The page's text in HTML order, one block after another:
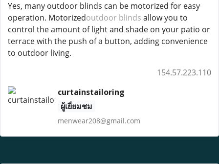
Yes, many outdoor blinds can be motorized for easy
operation. Motorizedoutdoor blinds allow you to
control the amount of light and shade on your patio or
terrace with the push of a button, adding convenience
to outdoor living.
154.57.223.110
curtainstailoring
ผู้เยี่ยมชม
menwear208@gmail.com